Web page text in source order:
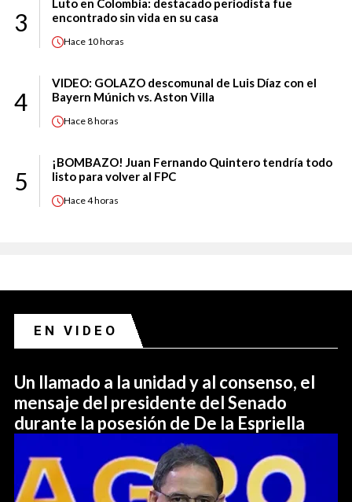
3
Luto en Colombia: destacado periodista fue
encontrado sin vida en su casa
Hace 10 horas
4
VIDEO: GOLAZO descomunal de Luis Díaz con el
Bayern Múnich vs. Aston Villa
Hace8 horas
5
¡BOMBAZO! Juan Fernando Quintero tendría todo
listo para volver al FPC
Hace4 horas
EN VIDEO
Un llamado a la unidad y al consenso, el
mensaje del presidente del Senado
durante la posesión de De la Espriella